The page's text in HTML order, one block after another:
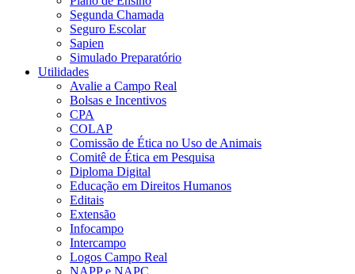
Segunda Chamada
Seguro Escolar
Sapien
Simulado Preparatório
Utilidades
Avalie a Campo Real
Bolsas e Incentivos
CPA
COLAP
Comissão de Ética no Uso de Animais
Comitê de Ética em Pesquisa
Diploma Digital
Educação em Direitos Humanos
Editais
Extensão
Infocampo
Intercampo
Logos Campo Real